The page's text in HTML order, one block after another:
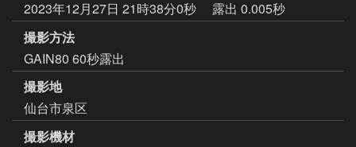
2023年12月27日 21時38分0秒
露出 0.005秒
撮影方法
GAIN80 60秒露出
撮影地
仙台市泉区
撮影機材